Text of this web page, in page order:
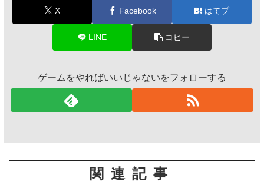
X Facebook はてブ
LINE コピー
ゲームをやればいいじゃないをフォローする
関連記事